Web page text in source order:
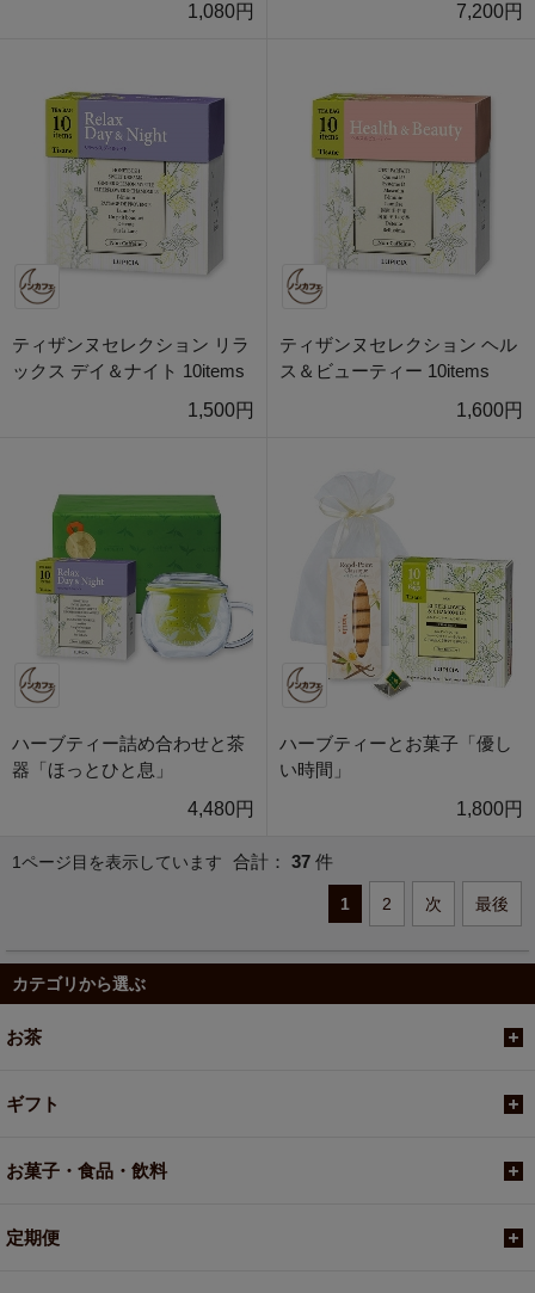
1,080円
7,200円
ティザンヌセレクション リラ
ックス デイ＆ナイト 10items
1,500円
ティザンヌセレクション ヘル
ス＆ビューティー 10items
1,600円
ハーブティー詰め合わせと茶
器「ほっとひと息」
4,480円
ハーブティーとお菓子「優し
い時間」
1,800円
1ページ目を表示しています 合計： 37 件
1 2 次 最後
カテゴリから選ぶ
お茶
ギフト
お菓子・食品・飲料
定期便